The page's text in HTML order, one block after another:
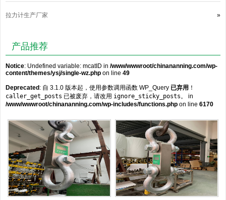
拉力计生产厂家 »
产品推荐
Notice: Undefined variable: mcatID in /www/wwwroot/chinananning.com/wp-
content/themes/ysj/single-wz.php on line 49
Deprecated : 自 3.1.0 版本起，使用参数调用函数 WP_Query 已弃用 ！
caller_get_posts 已被废弃，请改用 ignore_sticky_posts。 in
/www/wwwroot/chinananning.com/wp-includes/functions.php on line 6170